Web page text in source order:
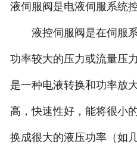
液伺服阀是电液伺服系统
液控伺服阀是在伺服系
功率较大的压力或流量压
是一种电液转换和功率放
高，快速性好，能将很小
换成很大的液压功率（如